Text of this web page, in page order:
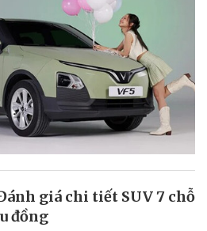
giá chi tiết SUV 7 chỗ
đồng